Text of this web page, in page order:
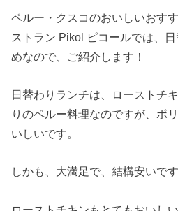
ペルー・クスコのおいしいおす
ストラン Pikol ピコールでは、
めなので、ご紹介します！
日替わりランチは、ローストチ
りのペルー料理なのですが、ボ
いしいです。
しかも、大満足で、結構安いです